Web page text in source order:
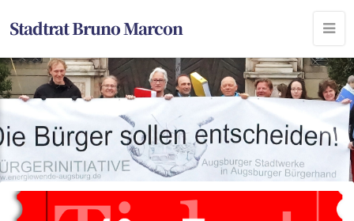
Stadtrat Bruno Marcon